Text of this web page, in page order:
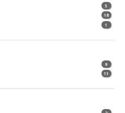
5
18
1
9
11